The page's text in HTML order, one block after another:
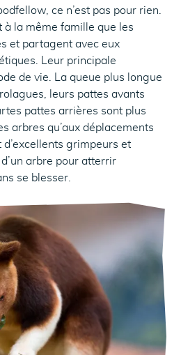
ce n’est pas pour rien.
à la même famille que les
et partagent avec eux
Leur principale
de vie. La queue plus longue
leurs pattes avants
pattes arrières sont plus
arbres qu’aux déplacements
grimpeurs et
arbre pour atterrir
se blesser.